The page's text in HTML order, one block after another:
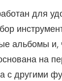
для
альбомы и,
на
с другими